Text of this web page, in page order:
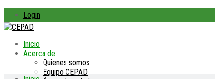
Login
Inicio
Acerca de
Quienes somos
Equipo CEPAD